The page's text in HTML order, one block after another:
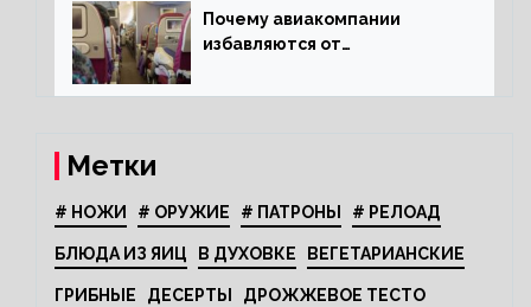
Почему авиакомпании
избавляются от
Метки
# НОЖИ # ОРУЖИЕ # ПАТРОНЫ # РЕЛОАД
БЛЮДА ИЗ ЯИЦ В ДУХОВКЕ ВЕГЕТАРИАНСКИЕ
ГРИБНЫЕ ДЕСЕРТЫ ДРОЖЖЕВОЕ ТЕСТО